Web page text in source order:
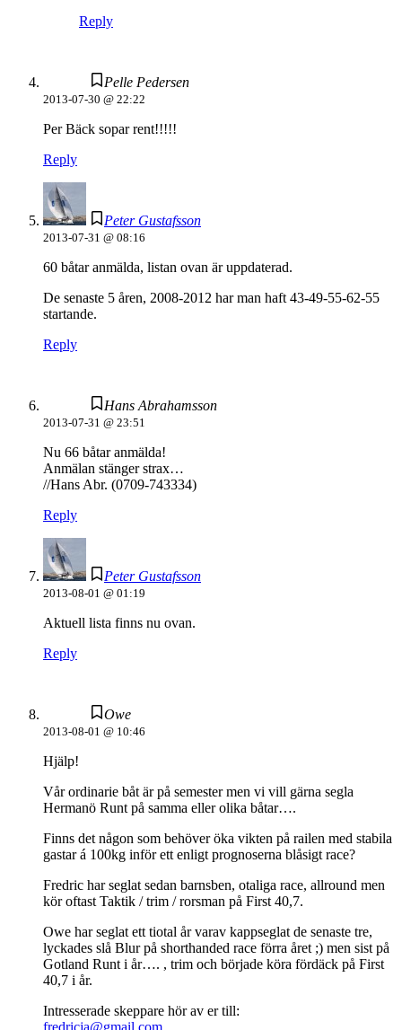
Reply
Pelle Pedersen
2013-07-30 @ 22:22
Per Bäck sopar rent!!!!!
Reply
Peter Gustafsson
2013-07-31 @ 08:16
60 båtar anmälda, listan ovan är uppdaterad.
De senaste 5 åren, 2008-2012 har man haft 43-49-55-62-55
startande.
Reply
Hans Abrahamsson
2013-07-31 @ 23:51
Nu 66 båtar anmälda!
Anmälan stänger strax…
//Hans Abr. (0709-743334)
Reply
Peter Gustafsson
2013-08-01 @ 01:19
Aktuell lista finns nu ovan.
Reply
Owe
2013-08-01 @ 10:46
Hjälp!
Vår ordinarie båt är på semester men vi vill gärna segla
Hermanö Runt på samma eller olika båtar….
Finns det någon som behöver öka vikten på railen med stabila
gastar á 100kg inför ett enligt prognoserna blåsigt race?
Fredric har seglat sedan barnsben, otaliga race, allround men
kör oftast Taktik / trim / rorsman på First 40,7.
Owe har seglat ett tiotal år varav kappseglat de senaste tre,
lyckades slå Blur på shorthanded race förra året ;) men sist på
Gotland Runt i år…. , trim och började köra fördäck på First
40,7 i år.
Intresserade skeppare hör av er till: